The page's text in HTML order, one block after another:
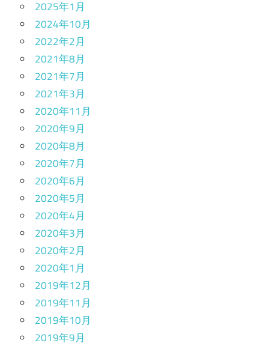
2025年1月
2024年10月
2022年2月
2021年8月
2021年7月
2021年3月
2020年11月
2020年9月
2020年8月
2020年7月
2020年6月
2020年5月
2020年4月
2020年3月
2020年2月
2020年1月
2019年12月
2019年11月
2019年10月
2019年9月